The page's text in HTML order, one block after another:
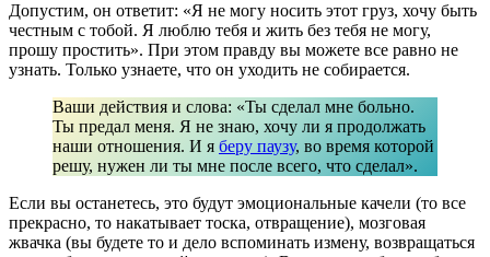
Допустим, он ответит: «Я не могу носить этот груз, хочу быть
честным с тобой. Я люблю тебя и жить без тебя не могу,
прошу простить». При этом правду вы можете все равно не
узнать. Только узнаете, что он уходить не собирается.
Ваши действия и слова: «Ты сделал мне больно.
Ты предал меня. Я не знаю, хочу ли я продолжать
наши отношения. И я беру паузу, во время которой
решу, нужен ли ты мне после всего, что сделал».
Если вы останетесь, это будут эмоциональные качели (то все
прекрасно, то накатывает тоска, отвращение), мозговая
жвачка (вы будете то и дело вспоминать измену, возвращаться